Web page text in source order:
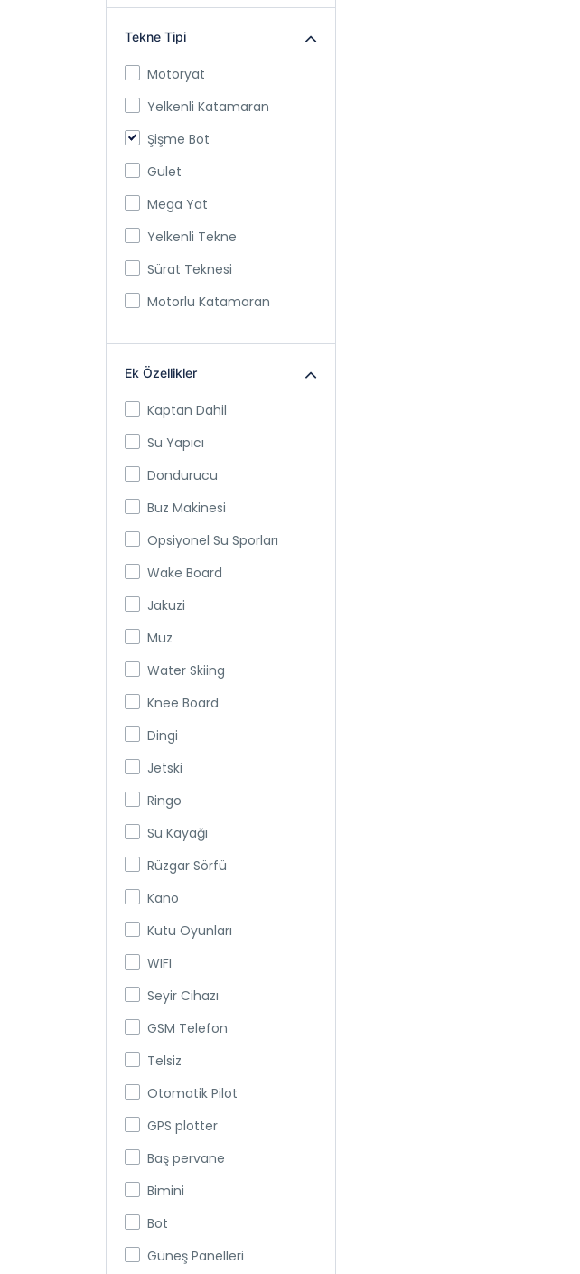
Tekne Tipi
Motoryat
Yelkenli Katamaran
Şişme Bot
Gulet
Mega Yat
Yelkenli Tekne
Sürat Teknesi
Motorlu Katamaran
Ek Özellikler
Kaptan Dahil
Su Yapıcı
Dondurucu
Buz Makinesi
Opsiyonel Su Sporları
Wake Board
Jakuzi
Muz
Water Skiing
Knee Board
Dingi
Jetski
Ringo
Su Kayağı
Rüzgar Sörfü
Kano
Kutu Oyunları
WIFI
Seyir Cihazı
GSM Telefon
Telsiz
Otomatik Pilot
GPS plotter
Baş pervane
Bimini
Bot
Güneş Panelleri